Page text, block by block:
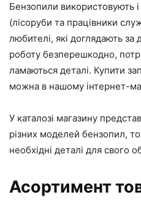
Бензопили використовують і
(лісоруби та працівники
любителі, які доглядають
роботу безперешкодно,
ламаються деталі. Купити
можна в нашому інтернет-
У каталозі магазину
різних моделей бензопил,
необхідні деталі для свого
Асортимент